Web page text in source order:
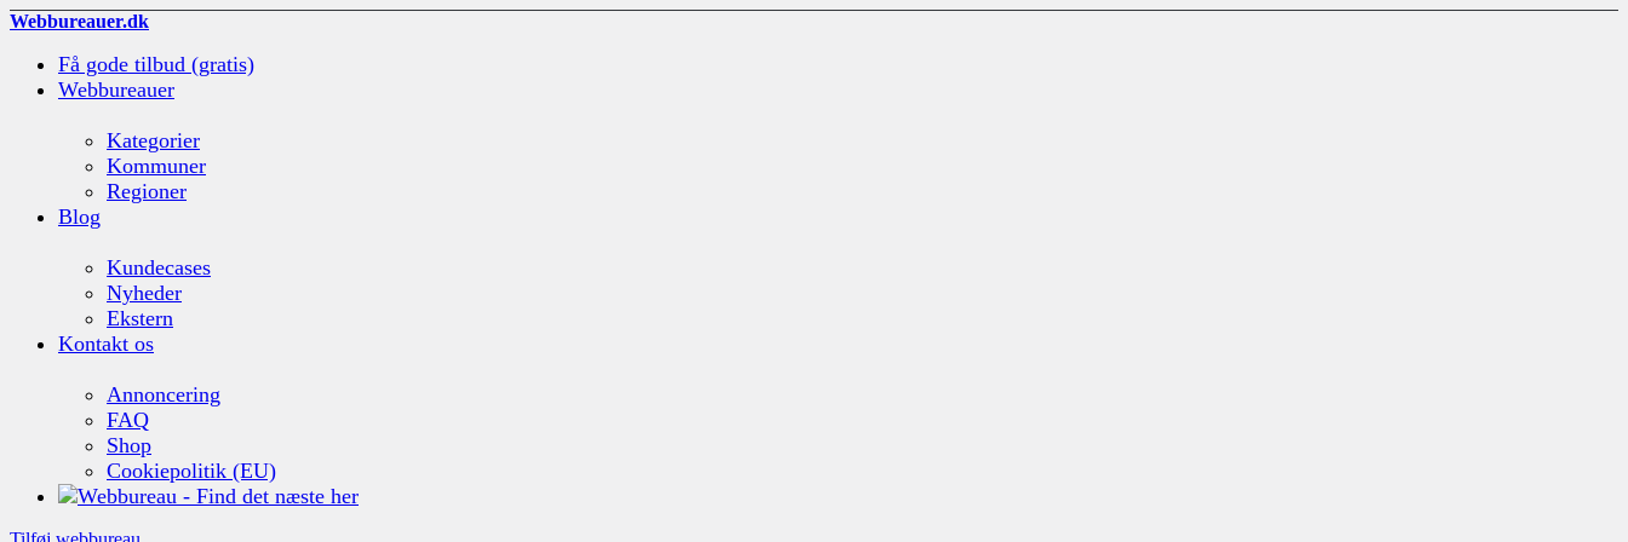
Webbureauer.dk
Få gode tilbud (gratis)
Webbureauer
Kategorier
Kommuner
Regioner
Blog
Kundecases
Nyheder
Ekstern
Kontakt os
Annoncering
FAQ
Shop
Cookiepolitik (EU)